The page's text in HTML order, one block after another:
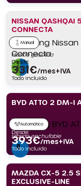
NISSAN QASHQAI
CONNECTA
Manual
Híbrido gasolina
Desde:
331€/mes+IVA
Todo incluido
BYD ATTO 2 DM-I
Automático
Híbrido enchufable
Desde:
393€/mes+IVA
Todo incluido
MAZDA CX-5 2.5
EXCLUSIVE-LINE